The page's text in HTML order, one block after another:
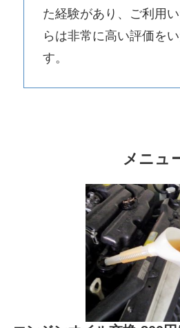
た経験があり、ご利用
らは非常に高い評価を
す。
メニュ